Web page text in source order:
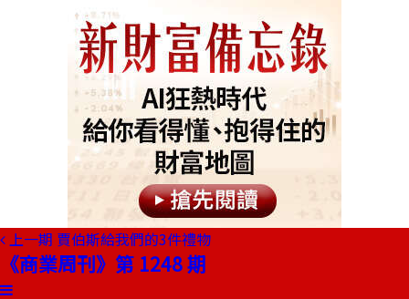
上一期 賈伯斯給我們的3件禮物
《商業周刊》第 1248 期